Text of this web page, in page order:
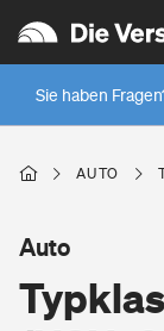
Sie haben
Wer versichert
Wer versichert
AUTO
Auto